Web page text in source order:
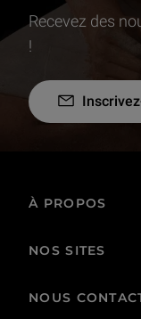
Recevez des
!
À PROPOS
L'établissement public
NOS SITES
Billetterie
NOUS